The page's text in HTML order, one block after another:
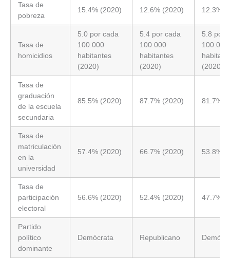
Tasa de
pobreza
15.4% (2020) 12.6% (2020) 12.3%
Tasa de
homicidios
5.0 por cada
100.000
habitantes
(2020)
5.4 por cada
100.000
habitantes
(2020)
5.8 por
100.000
(2020)
Tasa de
graduación
de la escuela
secundaria
85.5% (2020) 87.7% (2020) 81.7%
Tasa de
matriculación
en la
universidad
57.4% (2020) 66.7% (2020) 53.8%
Tasa de
participación
electoral
56.6% (2020) 52.4% (2020) 47.7%
Partido
político
dominante
Demócrata Republicano